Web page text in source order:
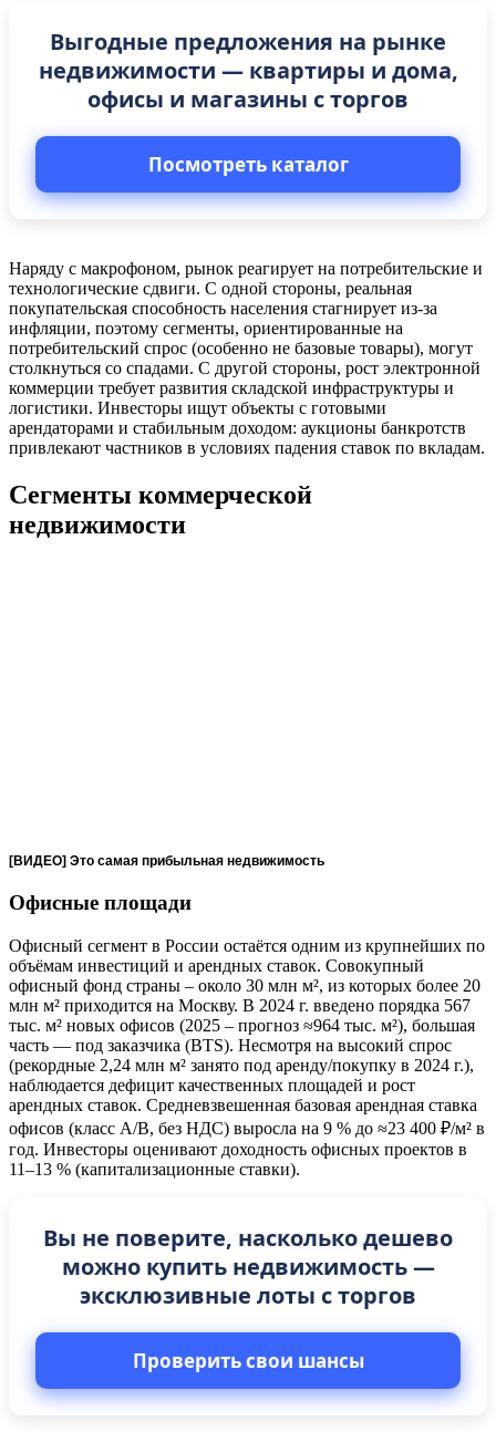
Выгодные предложения на рынке
недвижимости — квартиры и дома,
офисы и магазины с торгов
Посмотреть каталог
Наряду с макрофоном, рынок реагирует на потребительские и
технологические сдвиги. С одной стороны, реальная
покупательская способность населения стагнирует из‑за
инфляции, поэтому сегменты, ориентированные на
потребительский спрос (особенно не базовые товары), могут
столкнуться со спадами. С другой стороны, рост электронной
коммерции требует развития складской инфраструктуры и
логистики. Инвесторы ищут объекты с готовыми
арендаторами и стабильным доходом: аукционы банкротств
привлекают частников в условиях падения ставок по вкладам.
Сегменты коммерческой
недвижимости
[ВИДЕО] Это самая прибыльная недвижимость
Офисные площади
Офисный сегмент в России остаётся одним из крупнейших по
объёмам инвестиций и арендных ставок. Совокупный
офисный фонд страны – около 30 млн м², из которых более 20
млн м² приходится на Москву. В 2024 г. введено порядка 567
тыс. м² новых офисов (2025 – прогноз ≈964 тыс. м²), большая
часть — под заказчика (BTS). Несмотря на высокий спрос
(рекордные 2,24 млн м² занято под аренду/покупку в 2024 г.),
наблюдается дефицит качественных площадей и рост
арендных ставок. Средневзвешенная базовая арендная ставка
офисов (класс A/B, без НДС) выросла на 9 % до ≈23 400 ₽/м² в
год. Инвесторы оценивают доходность офисных проектов в
11–13 % (капитализационные ставки).
Вы не поверите, насколько дешево
можно купить недвижимость —
эксклюзивные лоты с торгов
Проверить свои шансы